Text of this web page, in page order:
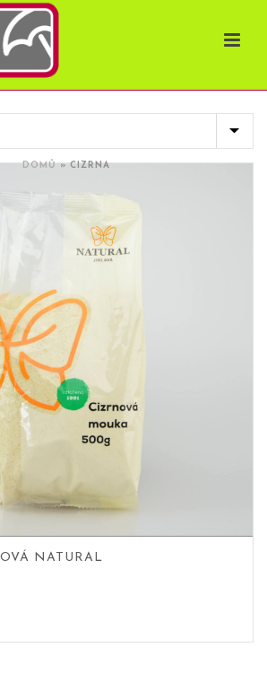
DOMŮ»CIZRNA
NATURAL